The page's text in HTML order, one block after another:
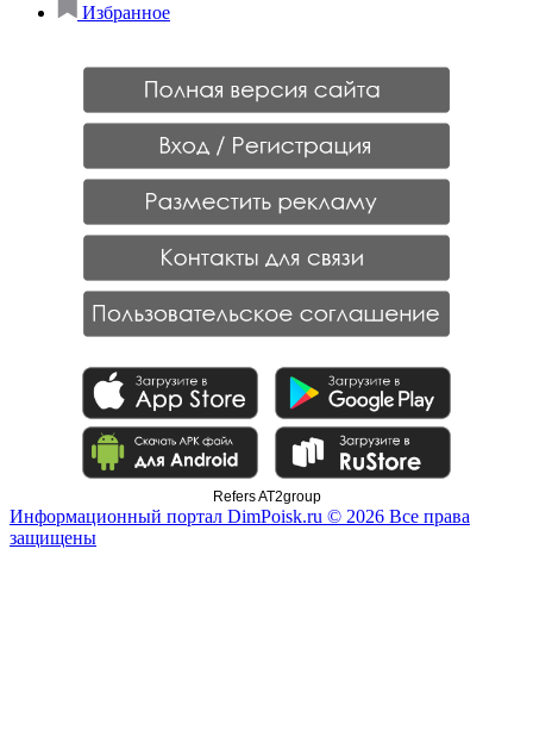
Избранное
Refers AT2group
Информационный портал DimPoisk.ru © 2026 Все права
защищены